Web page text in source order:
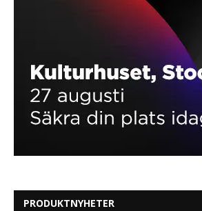
PRODUKTNYHETER